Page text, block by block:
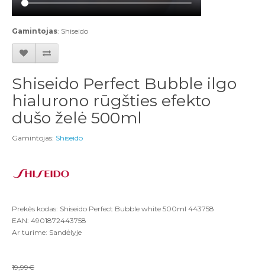
Gamintojas: Shiseido
Shiseido Perfect Bubble ilgo
hialurono rūgšties efekto
dušo želė 500ml
Gamintojas: Shiseido
Prekės kodas: Shiseido Perfect Bubble white 500ml 443758
EAN: 4901872443758
Ar turime: Sandėlyje
19,99€